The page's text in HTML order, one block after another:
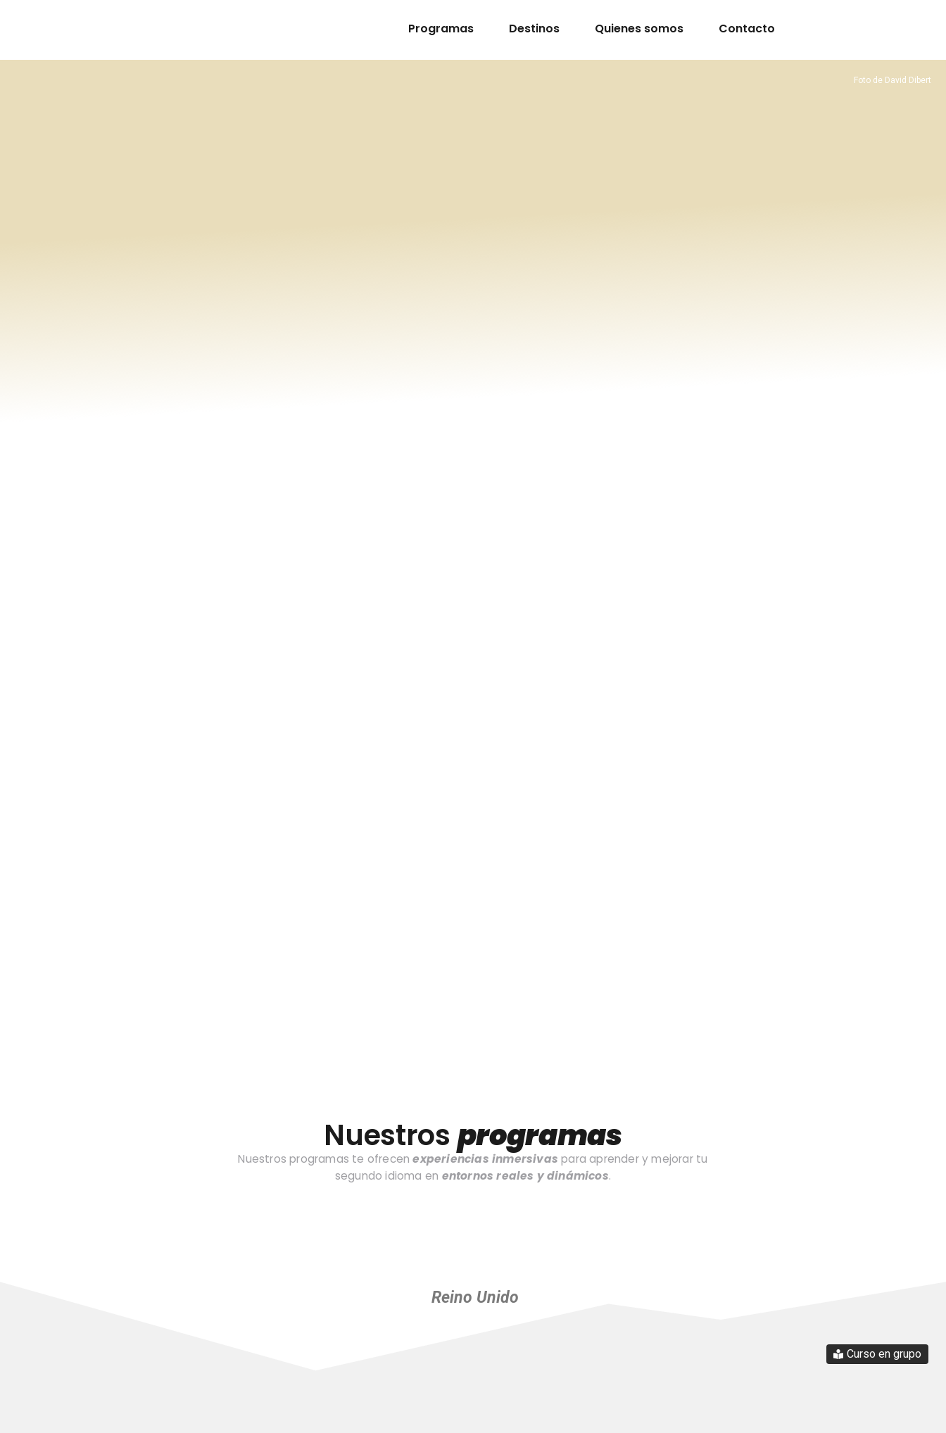
Programas Destinos Quienes somos Contacto
Foto de David Dibert
Nuestrosprogramas
Nuestros programas te ofrecenexperiencias inmersivas para aprender y mejorar tu
segundo idioma en entornos reales y dinámicos.
Reino Unido
Curso en grupo